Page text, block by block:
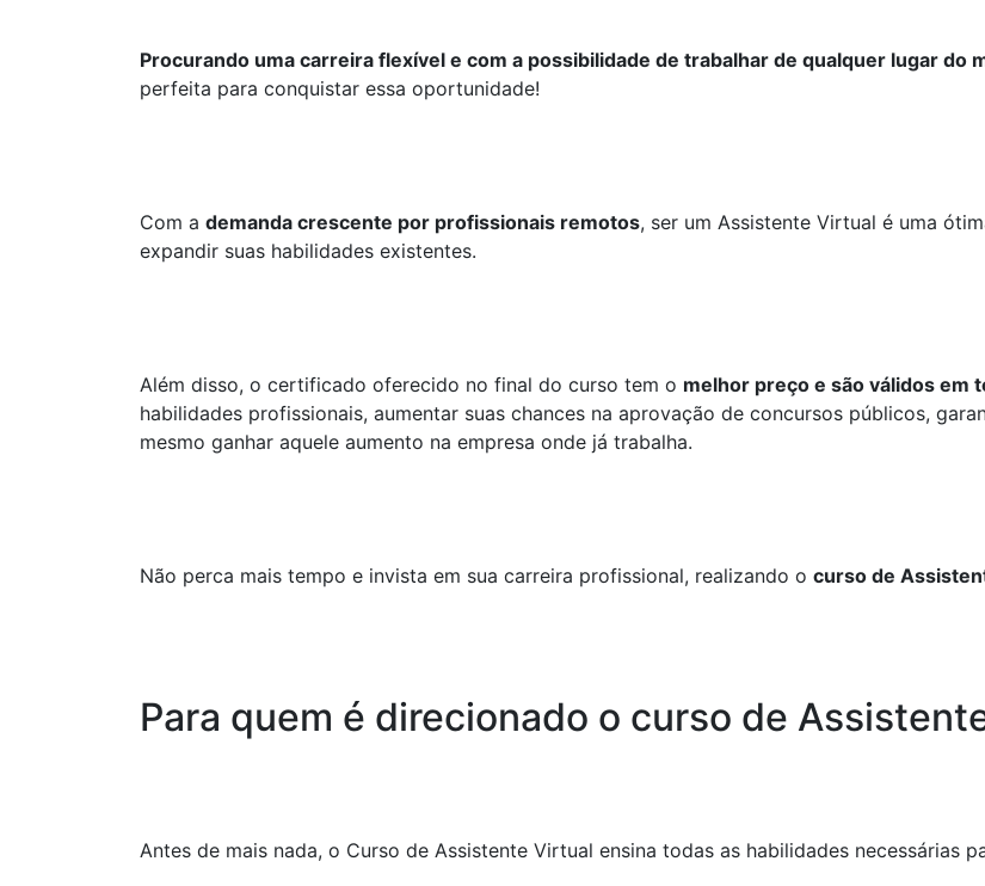
Procurando uma carreira flexível e com a possibilidade de trabalhar de qualquer lugar do
perfeita para conquistar essa oportunidade!
Com a demanda crescente por profissionais remotos, ser um Assistente Virtual é uma
expandir suas habilidades existentes.
Além disso, o certificado oferecido no final do curso tem o melhor preço e são válidos em
habilidades profissionais, aumentar suas chances na aprovação de concursos públicos,
mesmo ganhar aquele aumento na empresa onde já trabalha.
Não perca mais tempo e invista em sua carreira profissional, realizando o curso de
Para quem é direcionado o curso de
Antes de mais nada, o Curso de Assistente Virtual ensina todas as habilidades necessárias